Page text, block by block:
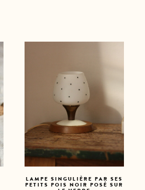
LAMPE SINGULIÈRE PAR SES
PETITS POIS NOIR POSÉ SUR